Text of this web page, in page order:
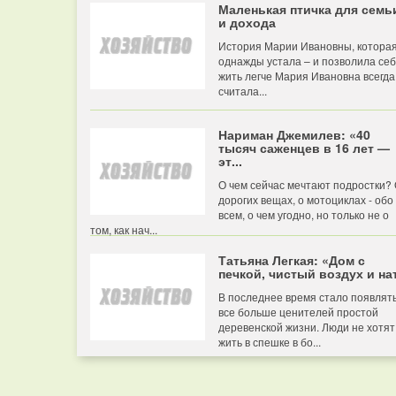
Маленькая птичка для
и дохода
История Марии Ивановны, которая
однажды устала – и позволила
жить легче Мария Ивановна всегда
считала...
Нариман Джемилев: «40
тысяч саженцев в 16 лет —
эт...
О чем сейчас мечтают подростки?
дорогих вещах, о мотоциклах - обо
всем, о чем угодно, но только не о
том, как нач...
Татьяна Легкая: «Дом с
печкой, чистый воздух и
В последнее время стало
все больше ценителей простой
деревенской жизни. Люди не хотят
жить в спешке в бо...